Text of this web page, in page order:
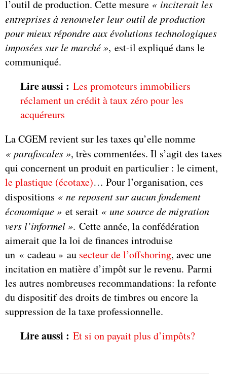
l’outil de production. Cette mesure « inciterait les
entreprises à renouveler leur outil de production
pour mieux répondre aux évolutions technologiques
imposées sur le marché », est-il expliqué dans le
communiqué.
Lire aussi : Les promoteurs immobiliers
réclament un crédit à taux zéro pour les
acquéreurs
La CGEM revient sur les taxes qu’elle nomme
« parafiscales », très commentées. Il s’agit des taxes
qui concernent un produit en particulier : le ciment,
le plastique (écotaxe)… Pour l’organisation, ces
dispositions « ne reposent sur aucun fondement
économique » et serait « une source de migration
vers l’informel ». Cette année, la confédération
aimerait que la loi de finances introduise
un « cadeau » au secteur de l’offshoring, avec une
incitation en matière d’impôt sur le revenu. Parmi
les autres nombreuses recommandations: la refonte
du dispositif des droits de timbres ou encore la
suppression de la taxe professionnelle.
Lire aussi : Et si on payait plus d’impôts?